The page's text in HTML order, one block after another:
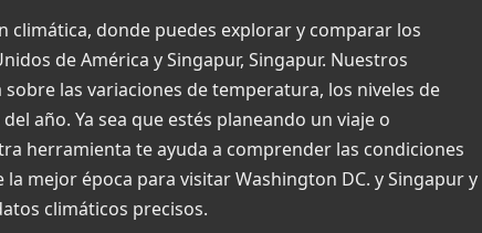
donde puedes explorar y comparar los
de América y Singapur, Singapur. Nuestros
las variaciones de temperatura, los niveles de
año. Ya sea que estés planeando un viaje o
herramienta te ayuda a comprender las condiciones
mejor época para visitar Washington DC. y Singapur y
climáticos precisos.